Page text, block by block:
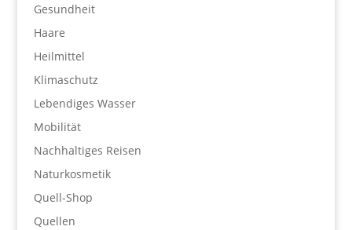
Gesundheit
Haare
Heilmittel
Klimaschutz
Lebendiges Wasser
Mobilität
Nachhaltiges Reisen
Naturkosmetik
Quell-Shop
Quellen